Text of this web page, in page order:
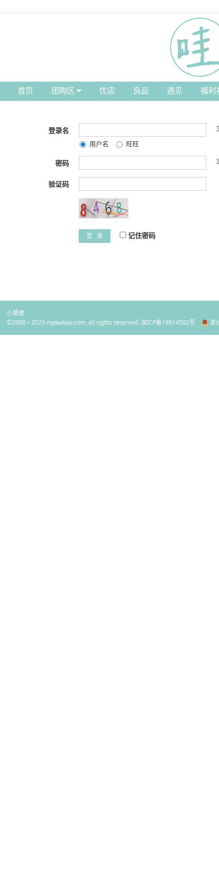
首页 团购区 优店 良品 遇见 福利
登录名
用户名 旺旺
密码
验证码
登 录 记住密码
小黑屋
©2008－2023 mywakao.com, all rights reserved.渝ICP备19014502号 渝